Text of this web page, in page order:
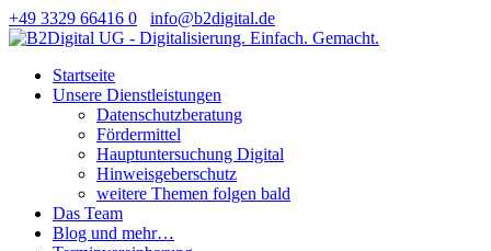
+49 3329 66416 0 info@b2digital.de
Startseite
Unsere Dienstleistungen
Datenschutzberatung
Fördermittel
Hauptuntersuchung Digital
Hinweisgeberschutz
weitere Themen folgen bald
Das Team
Blog und mehr…